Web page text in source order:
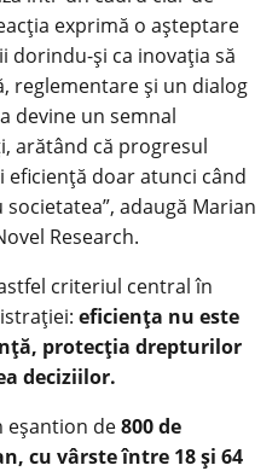
exprimă o așteptare
dorindu-și ca inovația să
reglementare și un dialog
devine un semnal
arătând că progresul
doar atunci când
adaugă Marian
Research.
criteriul central în
eficiența nu este
protecția drepturilor
deciziilor.
eșantion de800 de
cu vârste între 18 și 64